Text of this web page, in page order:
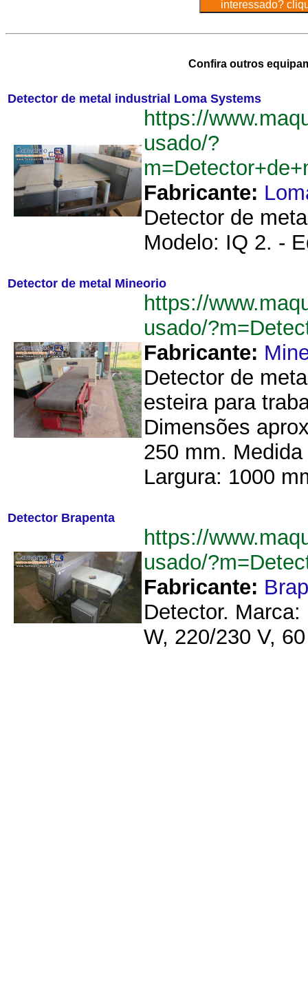
Confira outros
Detector de metal industrial Loma Systems
https://
usado/?
Fabricante:
Detector de
Modelo: IQ 2. -
Detector de metal Mineorio
https://
usado/
Fabricante:
Detector de
esteira para
Dimensões
250 mm.
Largura: 1000
Detector Brapenta
https://
usado/
Fabricante:
Detector.
W, 220/230 V,